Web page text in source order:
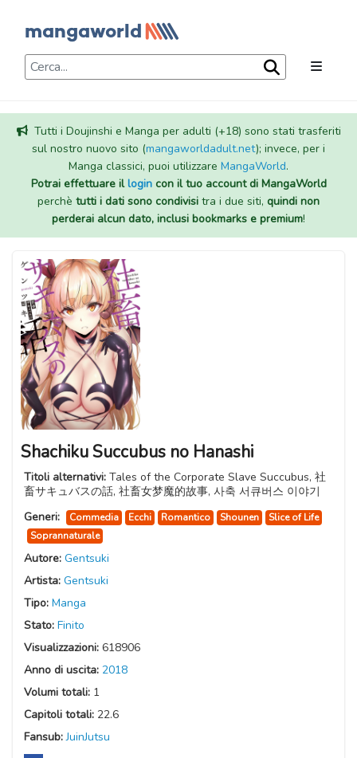
Tutti i Doujinshi e Manga per adulti (+18) sono stati trasferiti
sul nostro nuovo sito (mangaworldadult.net); invece, per i
Manga classici, puoi utilizzare MangaWorld.
Potrai effettuare illogincon il tuo account di MangaWorld
perchè tutti i dati sono condivisi tra i due siti, quindi non
perderai alcun dato, inclusi bookmarks e premium!
Shachiku Succubus no Hanashi
Titoli alternativi: Tales of the Corporate Slave Succubus, 社
畜サキュバスの話, 社畜女梦魔的故事, 사축 서큐버스 이야기
Generi:
Commedia Ecchi Romantico Shounen
Slice of Life
Soprannaturale
Autore: Gentsuki
Artista: Gentsuki
Tipo: Manga
Stato: Finito
Visualizzazioni: 618906
Anno di uscita: 2018
Volumi totali: 1
Capitoli totali: 22.6
Fansub:JuinJutsu